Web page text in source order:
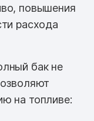
повышения
расхода
бак не
на топливе: